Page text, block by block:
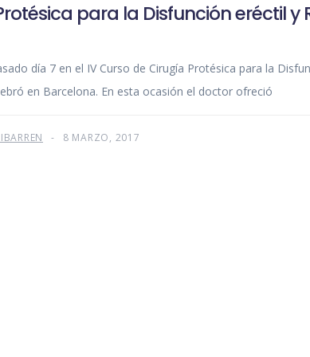
para la Disfunción eréctil y
día 7 en el IV Curso de Cirugía Protésica para la
en Barcelona. En esta ocasión el doctor ofreció
8 MARZO, 2017